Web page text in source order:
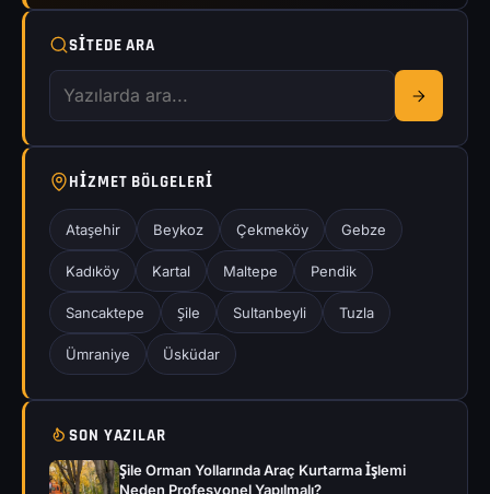
SITEDE ARA
HIZMET BÖLGELERI
Ataşehir Beykoz Çekmeköy Gebze
Kadıköy Kartal Maltepe Pendik
Sancaktepe Şile Sultanbeyli Tuzla
Ümraniye Üsküdar
SON YAZILAR
Şile Orman Yollarında Araç Kurtarma İşlemi
Neden Profesyonel Yapılmalı?